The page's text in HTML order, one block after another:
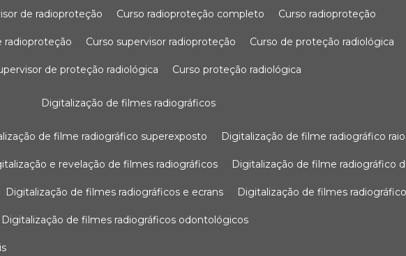
de radioproteção curso radioproteção completo curso radioproteção
radioproteção curso supervisor radioproteção curso de proteção radiológica
de proteção radiológica curso proteção radiológica
digitalização de filmes radiográficos
de filme radiográfico superexposto digitalização de filme radiográfico
e revelação de filmes radiográficos digitalização de filme radiográfico
digitalização de filmes radiográficos e ecrans digitalização de filmes
digitalização de filmes radiográficos odontológicos